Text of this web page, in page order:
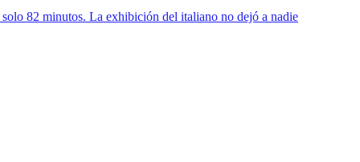
82 minutos. La exhibición del italiano no dejó a nadie